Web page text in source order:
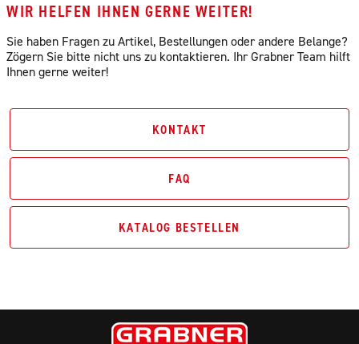
WIR HELFEN IHNEN GERNE WEITER!
Sie haben Fragen zu Artikel, Bestellungen oder andere Belange?
Zögern Sie bitte nicht uns zu kontaktieren. Ihr Grabner Team hilft
Ihnen gerne weiter!
KONTAKT
FAQ
KATALOG BESTELLEN